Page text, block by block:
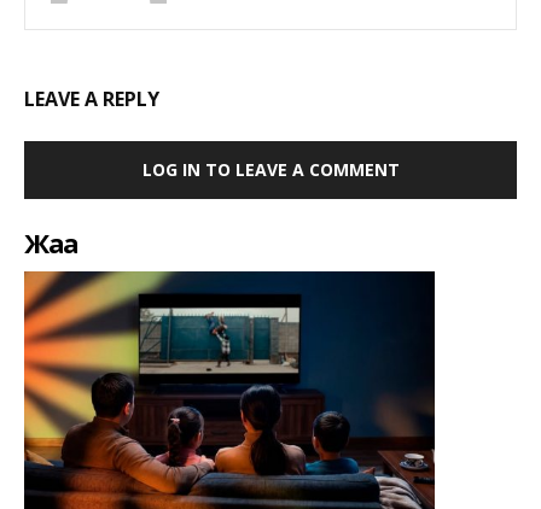
LEAVE A REPLY
LOG IN TO LEAVE A COMMENT
Жаңа